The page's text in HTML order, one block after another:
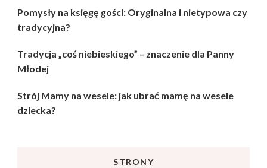
Pomysły na księgę gości: Oryginalna i nietypowa czy
tradycyjna?
Tradycja „coś niebieskiego” – znaczenie dla Panny
Młodej
Strój Mamy na wesele: jak ubrać mamę na wesele
dziecka?
STRONY